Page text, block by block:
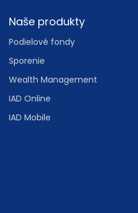
Footer
Naše produkty
Podielové fondy
Sporenie
Wealth Management
IAD Online
IAD Mobile